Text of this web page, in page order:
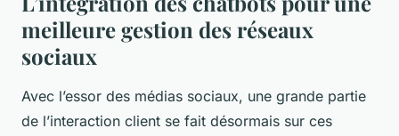
meilleure gestion des réseaux
sociaux
Avec l’essor des médias sociaux, une grande partie
de l’interaction client se fait désormais sur ces